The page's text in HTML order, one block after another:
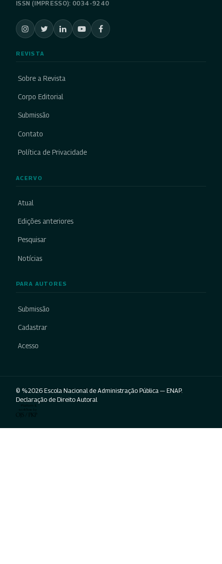
ISSN (IMPRESSO): 0034-9240
REVISTA
Sobre a Revista
Corpo Editorial
Submissão
Contato
Política de Privacidade
ACERVO
Atual
Edições anteriores
Pesquisar
Notícias
PARA AUTORES
Submissão
Cadastrar
Acesso
© %2026 Escola Nacional de Administração Pública — ENAP.
Declaração de Direito Autoral